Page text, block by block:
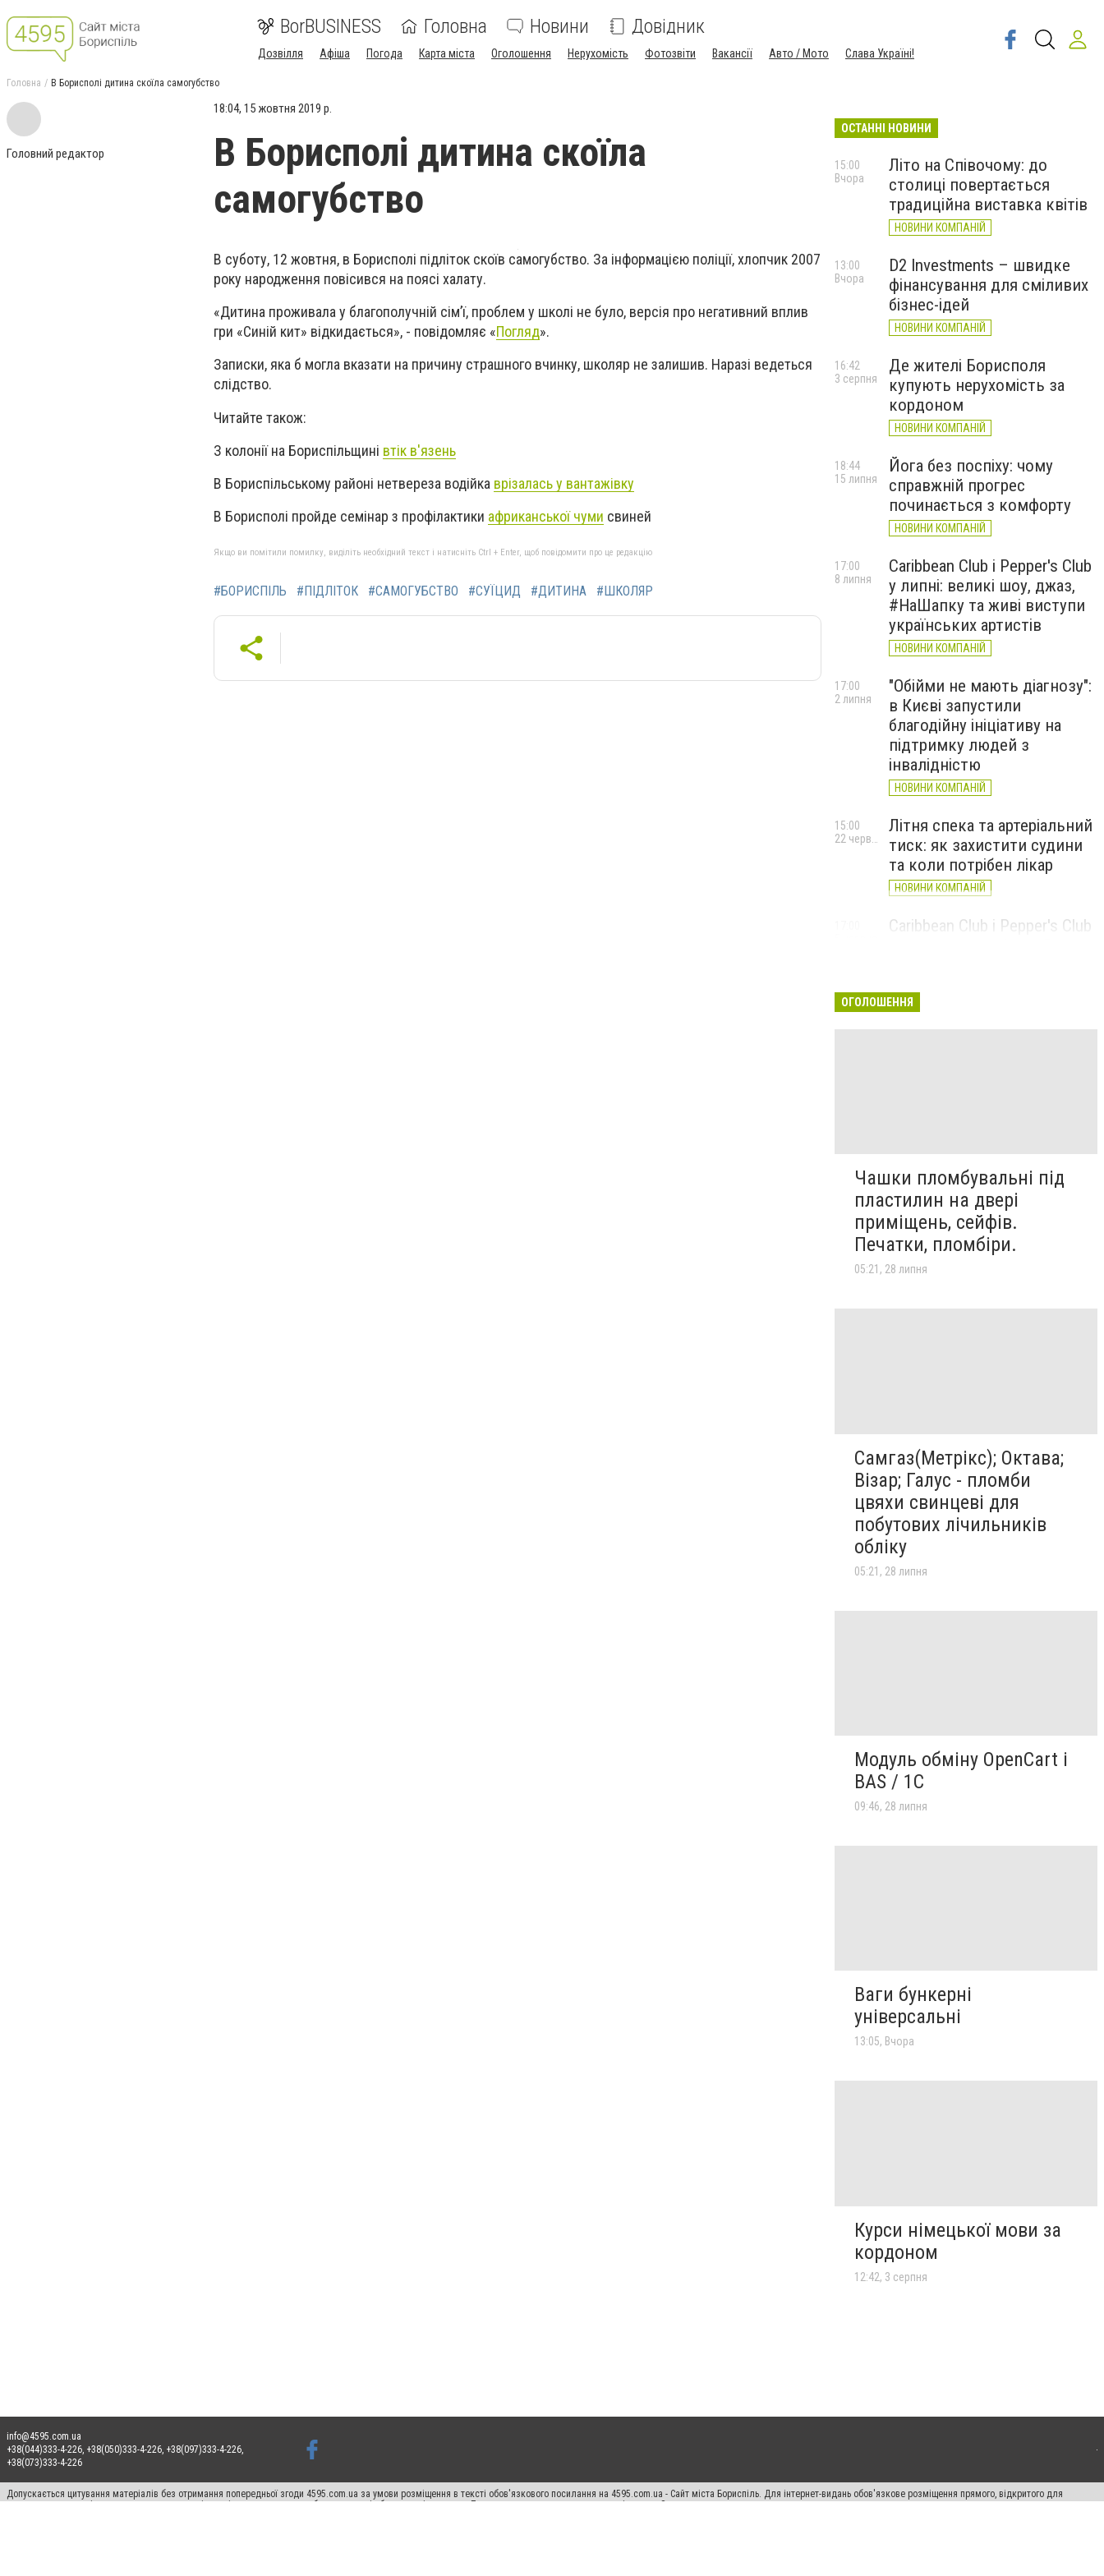
BorBUSINESS Головна Новини Довідник
Дозвілля Афіша Погода Карта міста Оголошення Нерухомість Фотозвіти Вакансії Авто / Мото Слава Україні!
Головна В Борисполі дитина скоїла самогубство
Головний редактор
18:04, 15 жовтня 2019 р.
В Борисполі дитина скоїла
самогубство
В суботу, 12 жовтня, в Борисполі підліток скоїв самогубство. За інформацією поліції, хлопчик 2007
року народження повісився на поясі халату.
«Дитина проживала у благополучній сім’ї, проблем у школі не було, версія про негативний вплив
гри «Синій кит» відкидається», - повідомляє «Погляд».
Записки, яка б могла вказати на причину страшного вчинку, школяр не залишив. Наразі ведеться
слідство.
Читайте також:
З колонії на Бориспільщині втік в'язень
В Бориспільському районі нетвереза водійка врізалась у вантажівку
В Борисполі пройде семінар з профілактики африканської чуми свиней
Якщо ви помітили помилку, виділіть необхідний текст і натисніть Ctrl + Enter, щоб повідомити про це редакцію
#БОРИСПІЛЬ #ПІДЛІТОК #САМОГУБСТВО #СУЇЦИД #ДИТИНА #ШКОЛЯР
ОСТАННІ НОВИНИ
Літо на Співочому: до
столиці повертається
традиційна виставка квітів
НОВИНИ КОМПАНІЙ
15:00
Вчора
D2 Investments – швидке
фінансування для сміливих
бізнес-ідей
НОВИНИ КОМПАНІЙ
13:00
Вчора
Де жителі Борисполя
купують нерухомість за
кордоном
НОВИНИ КОМПАНІЙ
16:42
3 серпня
Йога без поспіху: чому
справжній прогрес
починається з комфорту
НОВИНИ КОМПАНІЙ
18:44
15 липня
Caribbean Club і Pepper's Club
у липні: великі шоу, джаз,
#НаШапку та живі виступи
українських артистів
НОВИНИ КОМПАНІЙ
17:00
8 липня
"Обійми не мають діагнозу":
в Києві запустили
благодійну ініціативу на
підтримку людей з
інвалідністю
НОВИНИ КОМПАНІЙ
17:00
2 липня
Літня спека та артеріальний
тиск: як захистити судини
та коли потрібен лікар
НОВИНИ КОМПАНІЙ
15:00
Caribbean Club і Pepper's Club
НОВИНИ КОМПАНІЙ
ОГОЛОШЕННЯ
Чашки пломбувальні під
пластилин на двері
приміщень, сейфів.
Печатки, пломбіри.
05:21, 28 липня
Самгаз(Метрікс); Октава;
Візар; Галус - пломби
цвяхи свинцеві для
побутових лічильників
обліку
05:21, 28 липня
Модуль обміну OpenCart і
BAS / 1С
09:46, 28 липня
Ваги бункерні
універсальні
13:05, Вчора
Курси німецької мови за
кордоном
12:42, 3 серпня
info@4595.com.ua
+38(044)333-4-226, +38(050)333-4-226, +38(097)333-4-226,
+38(073)333-4-226
Допускається цитування матеріалів без отримання попередньої згоди 4595.com.ua за умови розміщення в тексті обов'язкового посилання на 4595.com.ua - Сайт міста Бориспіль. Для інтернет-видань обов'язкове розміщення прямого, відкритого для
пошукових систем гіперпосилання на цитовані статті не нижче другого абзацу в тексті або в якості джерела. Порушення виняткових прав переслідується Законом.